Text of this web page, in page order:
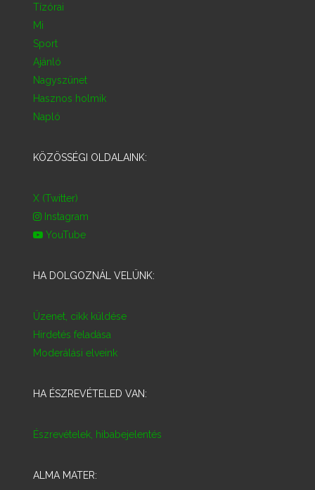
Tízórai
Mi
Sport
Ajánló
Nagyszünet
Hasznos holmik
Napló
KÖZÖSSÉGI OLDALAINK:
X (Twitter)
Instagram
YouTube
HA DOLGOZNÁL VELÜNK:
Üzenet, cikk küldése
Hirdetés feladása
Moderálási elveink
HA ÉSZREVÉTELED VAN:
Észrevételek, hibabejelentés
ALMA MATER: